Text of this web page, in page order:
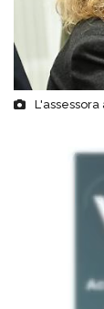
L'assessora